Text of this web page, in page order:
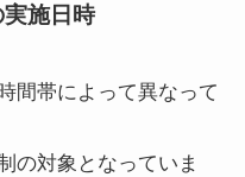
施日時
間帯によって異なって
の対象となっていま